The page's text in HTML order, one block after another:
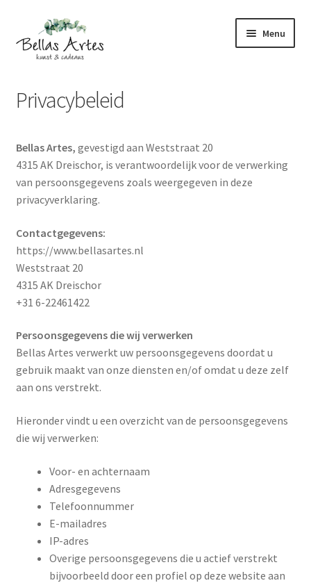
door
naar
direct
naar
inhoud
Menu
Tafelen
Objecten
Theedoeken/servetten
Mijn account
Vragen
Contact
Privacybeleid
Bellas Artes, gevestigd aan Weststraat 20
4315 AK Dreischor, is verantwoordelijk voor de verwerking
van persoonsgegevens zoals weergegeven in deze
privacyverklaring.
Contactgegevens:
https://www.bellasartes.nl
Weststraat 20
4315 AK Dreischor
+31 6-22461422
Persoonsgegevens die wij verwerken
Bellas Artes verwerkt uw persoonsgegevens doordat u
gebruik maakt van onze diensten en/of omdat u deze zelf
aan ons verstrekt.
Hieronder vindt u een overzicht van de persoonsgegevens
die wij verwerken:
Voor- en achternaam
Adresgegevens
Telefoonnummer
E-mailadres
IP-adres
Overige persoonsgegevens die u actief verstrekt
bijvoorbeeld door een profiel op deze website aan